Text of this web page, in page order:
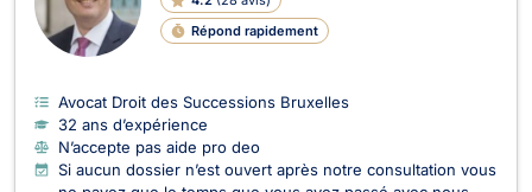
Répond rapidement
Avocat Droit des Successions Bruxelles
32 ans d’expérience
N’accepte pas aide pro deo
Si aucun dossier n’est ouvert après notre consultation vous